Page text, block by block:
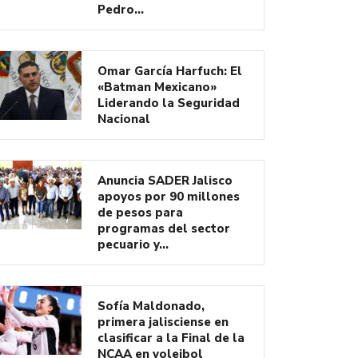
Pedro…
Omar García Harfuch: El
«Batman Mexicano»
Liderando la Seguridad
Nacional
Anuncia SADER Jalisco
apoyos por 90 millones
de pesos para
programas del sector
pecuario y…
Sofía Maldonado,
primera jalisciense en
clasificar a la Final de la
NCAA en voleibol